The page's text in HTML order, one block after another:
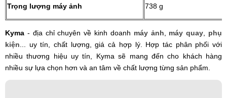
Trọng lượng máy ảnh 738 g
Kyma - địa chỉ chuyên về kinh doanh máy ảnh máy quay
phụ
kiện ... uy tín, chất lượng, giá cả hợp lý. Hợp tác phân phối với
nhiều thương hiệu uy tín, Kyma sẽ mang đến cho khách hàng
nhiều sự lựa chọn hơn và an tâm về chất lượng từng sản phẩm.